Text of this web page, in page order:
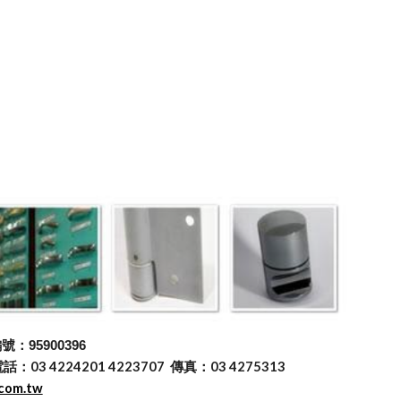
：95900396
：03 4224201 4223707 傳真：03 4275313